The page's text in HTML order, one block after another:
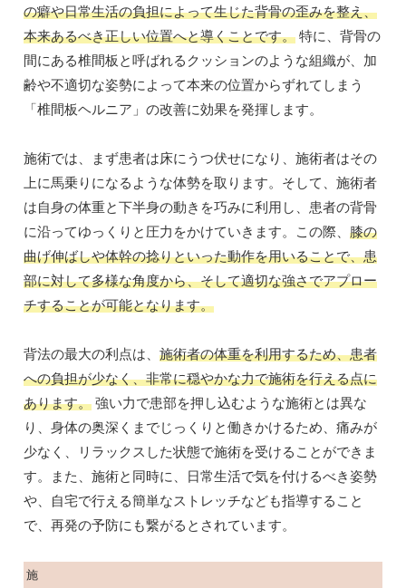
の癖や日常生活の負担によって生じた背骨の歪みを整え、
本来あるべき正しい位置へと導くことです。 特に、背骨の
間にある椎間板と呼ばれるクッションのような組織が、加
齢や不適切な姿勢によって本来の位置からずれてしまう
「椎間板ヘルニア」の改善に効果を発揮します。
施術では、まず患者は床にうつ伏せになり、施術者はその
上に馬乗りになるような体勢を取ります。そして、施術者
は自身の体重と下半身の動きを巧みに利用し、患者の背骨
に沿ってゆっくりと圧力をかけていきます。この際、 膝の
曲げ伸ばしや体幹の捻りといった動作を用いることで、患
部に対して多様な角度から、そして適切な強さでアプロー
チすることが可能となります。
背法の最大の利点は、 施術者の体重を利用するため、患者
への負担が少なく、非常に穏やかな力で施術を行える点に
あります。 強い力で患部を押し込むような施術とは異な
り、身体の奥深くまでじっくりと働きかけるため、痛みが
少なく、リラックスした状態で施術を受けることができま
す。また、施術と同時に、日常生活で気を付けるべき姿勢
や、自宅で行える簡単なストレッチなども指導すること
で、再発の予防にも繋がるとされています。
施